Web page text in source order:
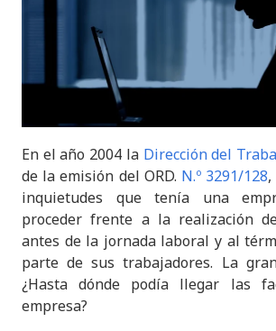
En el año 2004 la Dirección del
de la emisión del ORD. N.º 3291/128
inquietudes que tenía una
proceder frente a la realización
antes de la jornada laboral y al
parte de sus trabajadores. La
¿Hasta dónde podía llegar las
empresa?